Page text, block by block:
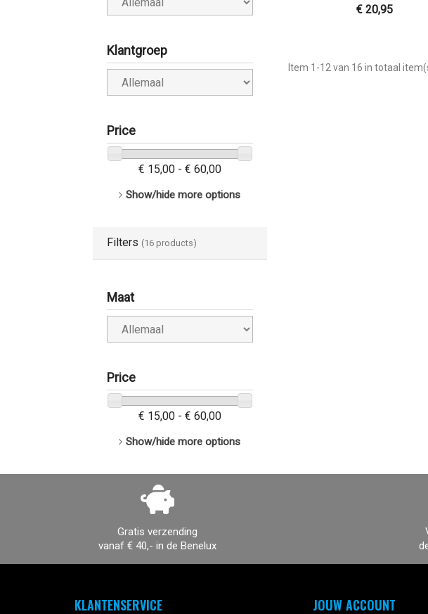
Klantgroep
Price
€ 15,00 - € 60,00
Show/hide more options
Filters (16 products)
Maat
Price
€ 15,00 - € 60,00
Show/hide more options
€ 20,95
Item 1-12 van 16 in totaal
Gratis verzending
vanaf € 40,- in de Benelux
KLANTENSERVICE JOUW ACCOUNT